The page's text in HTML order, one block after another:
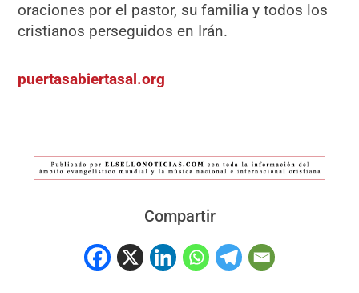
oraciones por el pastor, su familia y todos los
cristianos perseguidos en Irán.
puertasabiertasal.org
Compartir